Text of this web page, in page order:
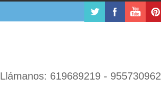
Llámanos: 619689219 - 955730962